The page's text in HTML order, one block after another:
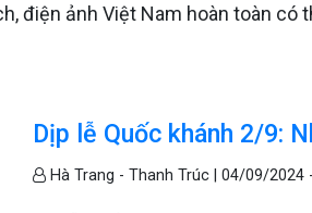
điện ảnh Việt Nam hoàn toàn
Dịp lễ Quốc khánh 2/9:
Hà Trang - Thanh Trúc |04/09/2024